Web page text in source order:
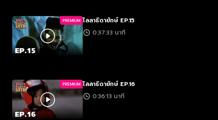
PREMIUM ไลลาธิดายักษ์ EP.15
0:37:33 นาที
PREMIUM ไลลาธิดายักษ์ EP.16
0:36:13 นาที